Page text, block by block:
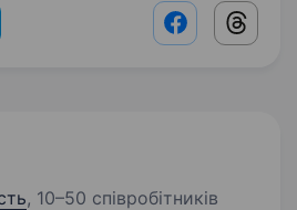
Facebook
, 10–50 співробітників